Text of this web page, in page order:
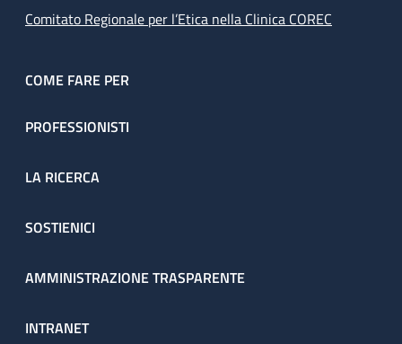
Comitato Regionale per l’Etica nella Clinica COREC
COME FARE PER
PROFESSIONISTI
LA RICERCA
SOSTIENICI
AMMINISTRAZIONE TRASPARENTE
INTRANET